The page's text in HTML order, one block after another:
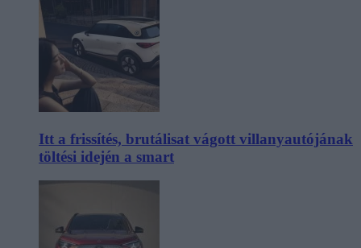
Itt a frissítés, brutálisat vágott villanyautójának
töltési idején a smart